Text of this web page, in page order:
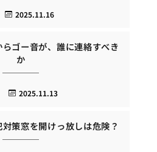
2025.11.16
ゴー音が、誰に連絡すべき
か
2025.11.13
策窓を開けっ放しは危険？